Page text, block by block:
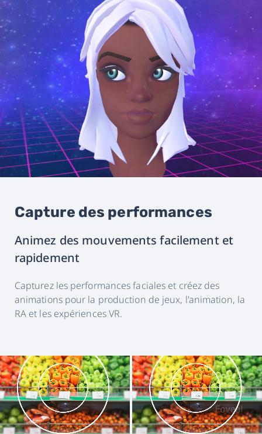
Capture des performances
Animez des mouvements facilement et
rapidement
Capturez les performances faciales et créez des
animations pour la production de jeux, l'animation, la
RA et les expériences VR.